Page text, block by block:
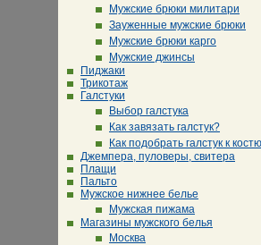
Мужские брюки милитари
Зауженные мужские брюки
Мужские брюки карго
Мужские джинсы
Пиджаки
Трикотаж
Галстуки
Выбор галстука
Как завязать галстук?
Как подобрать галстук к
Джемпера, пуловеры, свитера
Плащи
Пальто
Мужское нижнее белье
Мужская пижама
Магазины мужского белья
Москва